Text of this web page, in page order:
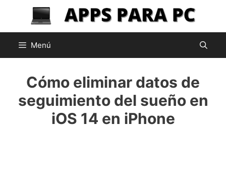
contenido
Menú
Cómo eliminar datos de
seguimiento del sueño en
iOS 14 en iPhone